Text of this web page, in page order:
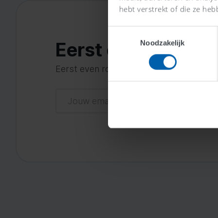
hebt verstrekt of die ze
Noodzakelijk
Eerst een demo
Eerst even rondkijken hoe het werkt?